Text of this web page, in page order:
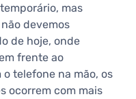
mas
devemos
de hoje, onde
frente ao
telefone na mão, os
ocorrem com mais